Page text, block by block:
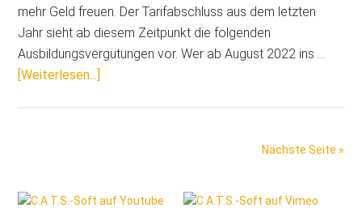
mehr Geld freuen. Der Tarifabschluss aus dem letzten
Jahr sieht ab diesem Zeitpunkt die folgenden
Ausbildungsvergütungen vor. Wer ab August 2022 ins …
[Weiterlesen...]
ab
Nächste Seite »
Seitenspalte